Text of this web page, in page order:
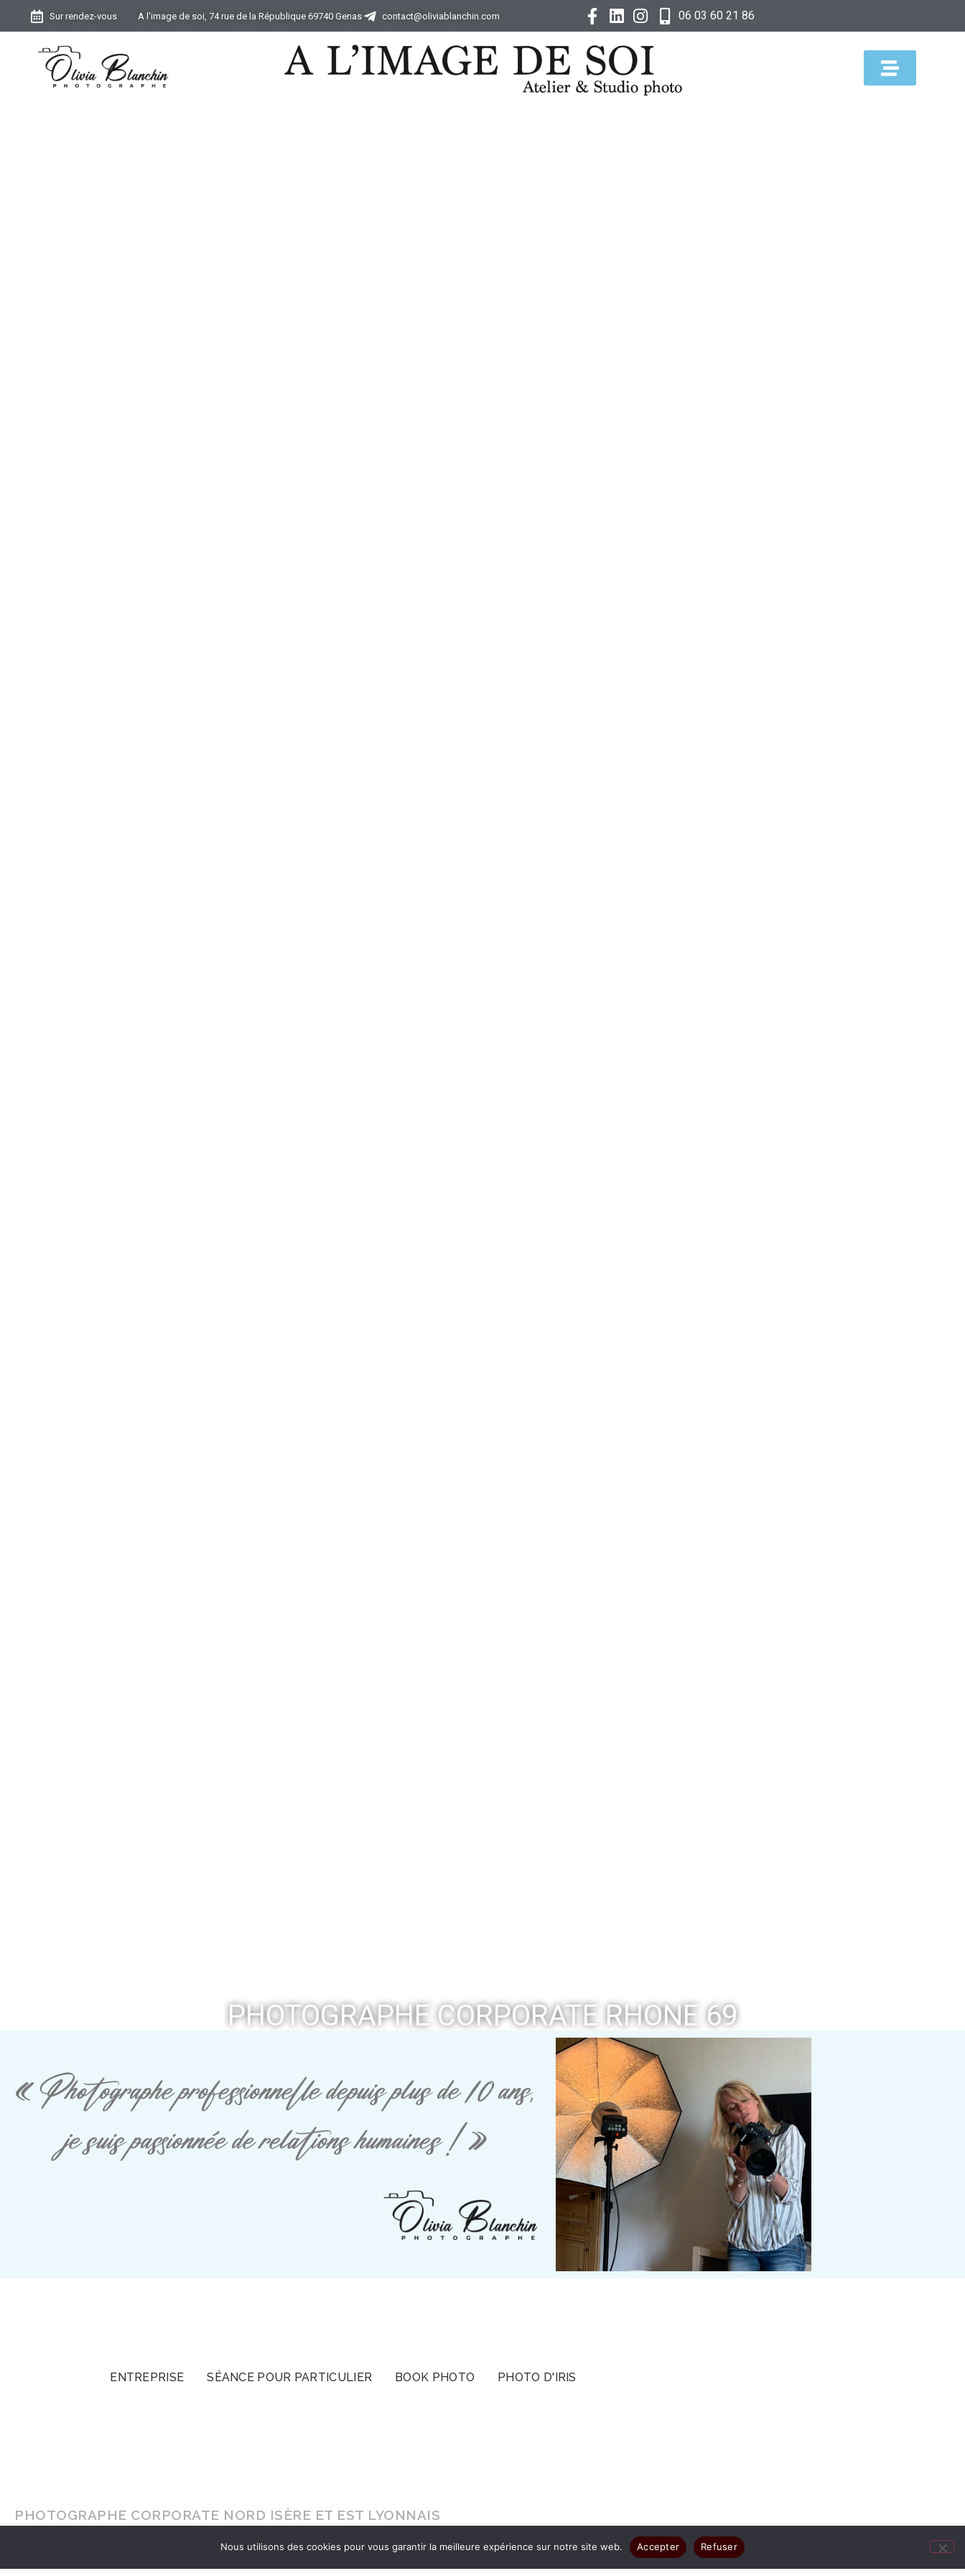
Sur rendez-vous A l'image de soi, 74 rue de la République 69740 Genas contact@oliviablanchin.com 06 03 60 21 86
PHOTOGRAPHE CORPORATE RHONE 69
« Photographe professionnelle depuis plus de 10 ans,
je suis passionnée de relations humaines ! »
ENTREPRISE SÉANCE POUR PARTICULIER BOOK PHOTO PHOTO D'IRIS
PHOTOGRAPHE CORPORATE NORD ISÈRE ET EST LYONNAIS
, faites-vous le cadeau d’être authentique pour que vos images résument votre joie
Nous utilisons des cookies pour vous garantir la meilleure expérience sur notre site web. Accepter Refuser